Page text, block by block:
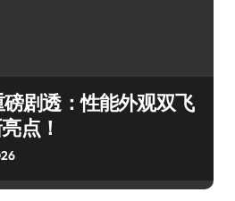
剧透：性能外观双飞
点！